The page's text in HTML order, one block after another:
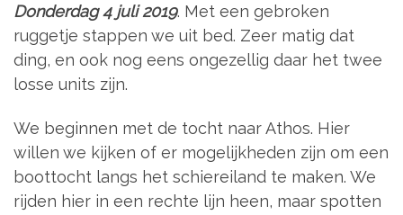
Donderdag 4 juli 2019. Met een gebroken
ruggetje stappen we uit bed. Zeer matig dat
ding, en ook nog eens ongezellig daar het twee
losse units zijn.
We beginnen met de tocht naar Athos. Hier
willen we kijken of er mogelijkheden zijn om een
boottocht langs het schiereiland te maken. We
rijden hier in een rechte lijn heen, maar spotten